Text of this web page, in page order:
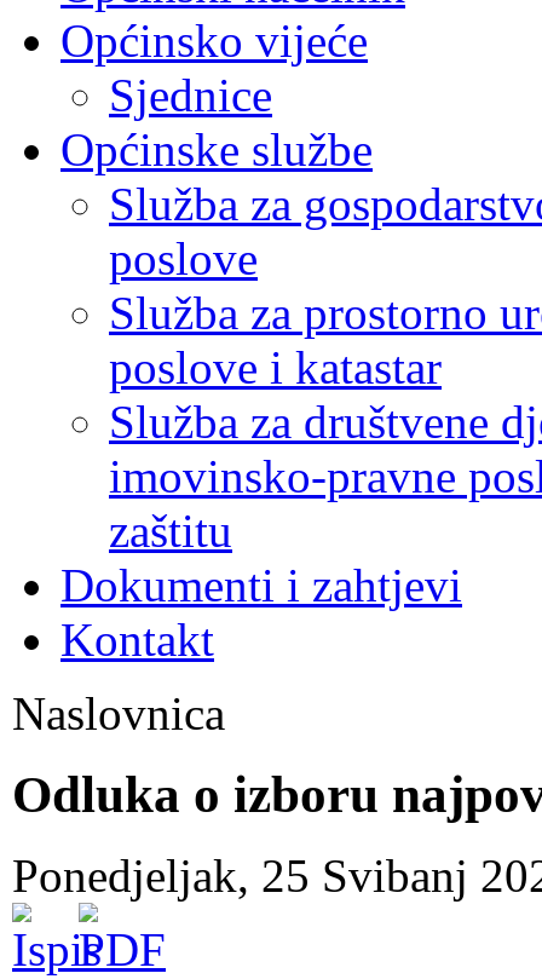
Općinsko vijeće
Sjednice
Općinske službe
Služba za
poslove
Služba za prostorno
poslove i katastar
Služba za društvene
imovinsko-pravne
zaštitu
Dokumenti i zahtjevi
Kontakt
Naslovnica
Odluka o izboru
Ponedjeljak, 25 Svibanj